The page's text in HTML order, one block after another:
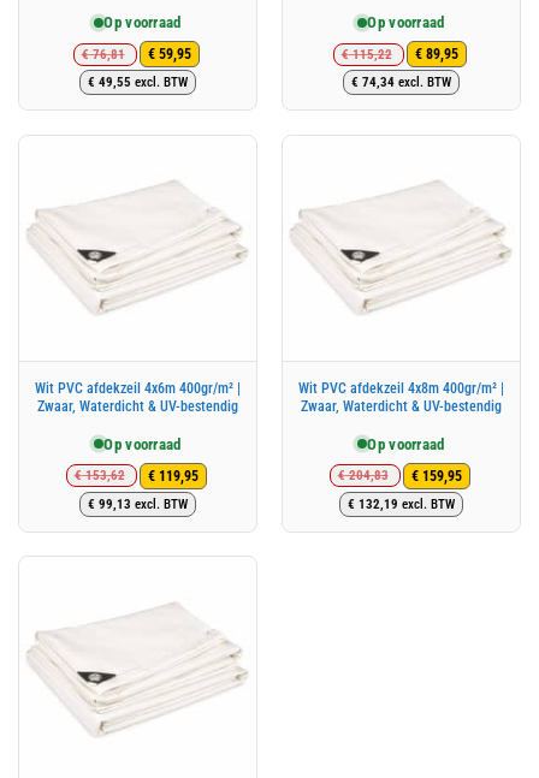
Op voorraad
€76,81
Oorspronkelijke
prijs
was:
€ 59,95
Huidige
prijs
is:
€ 49,55 excl. BTW
Op voorraad
€115,22
Oorspronkelijke
prijs
was:
€ 89,95
Huidige
prijs
is:
€ 74,34 excl. BTW
Wit PVC afdekzeil 4x6m 400gr/m² |
Zwaar, Waterdicht & UV-bestendig
Op voorraad
€153,62
Oorspronkelijke
prijs
was:
€ 119,95
Huidige
prijs
is:
€ 99,13 excl. BTW
Wit PVC afdekzeil 4x8m 400gr/m² |
Zwaar, Waterdicht & UV-bestendig
Op voorraad
€204,83
Oorspronkelijke
prijs
was:
€ 159,95
Huidige
prijs
is:
€ 132,19 excl. BTW